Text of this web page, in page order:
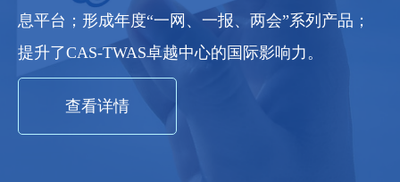
息平台；形成年度“一网、一报、两会”系列产品；
提升了CAS-TWAS卓越中心的国际影响力。
查看详情